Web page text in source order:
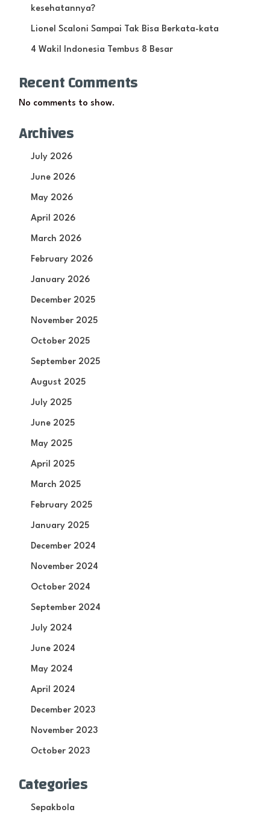
kesehatannya?
Lionel Scaloni Sampai Tak Bisa Berkata-kata
4 Wakil Indonesia Tembus 8 Besar
Recent Comments
No comments to show.
Archives
July 2026
June 2026
May 2026
April 2026
March 2026
February 2026
January 2026
December 2025
November 2025
October 2025
September 2025
August 2025
July 2025
June 2025
May 2025
April 2025
March 2025
February 2025
January 2025
December 2024
November 2024
October 2024
September 2024
July 2024
June 2024
May 2024
April 2024
December 2023
November 2023
October 2023
Categories
Sepakbola